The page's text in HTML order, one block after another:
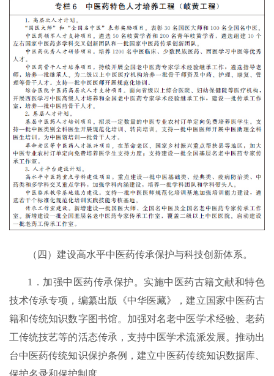
（四）建设高水平中医药传承保护与科技创新体系。
1．加强中医药传承保护。实施中医药古籍文献和特色
技术传承专项，编纂出版《中华医藏》，建立国家中医药古
籍和传统知识数字图书馆。加强对名老中医学术经验、老药
工传统技艺等的活态传承，支持中医学术流派发展。推动出
台中医药传统知识保护条例，建立中医药传统知识数据库、
保护名录和保护制度。